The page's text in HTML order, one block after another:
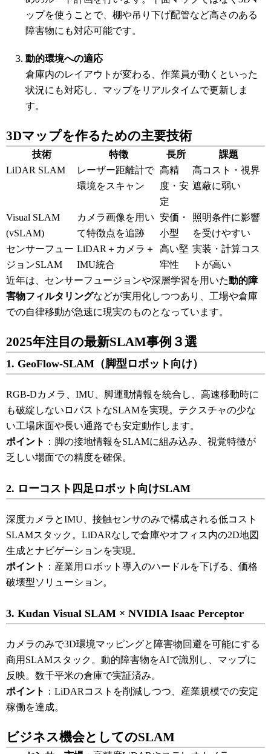
ップを使うことで、棚や吊り下げ配管など高さのある
障害物にも対応可能です。
動的環境への適応
倉庫内のレイアウトが変わる、作業員が動くといった
状況にも対応し、マップをリアルタイムで更新しま
す。
3Dマップを作るための主要技術
技術 特徴 長所
課題
LiDAR SLAM
レーザー距離計で
環境をスキャン
高精
度・安
定
高コスト・視界
遮蔽に弱い
Visual SLAM
(vSLAM)
カメラ画像を用い
て特徴点を追跡
安価・
小型
照明条件に影響
を受けやすい
センサーフュー
ジョンSLAM
LiDAR＋カメラ＋
IMU統合
高い堅
牢性
実装・計算コス
トが高い
近年は、センサーフュージョンや深層学習を用いた動的障
害物フィルタリングなどが実用化しつつあり、工場や倉庫
での自律移動が急速に現実のものとなっています。
2025年注目の最新SLAM事例３選
1. GeoFlow-SLAM（脚型ロボット向け）
RGB-Dカメラ、IMU、脚運動情報を統合し、高速移動時に
も破綻しないロバストなSLAMを実現。テクスチャの少な
い工場床面や長い通路でも安定動作します。
ポイント ：脚の接地情報をSLAMに組み込み、視覚特徴が
乏しい場面での精度を確保。
2. ローコスト四足ロボット向けSLAM
深度カメラとIMU、接触センサのみで構成される低コスト
SLAMスタック。LiDARなしで倉庫やオフィス内の2D地図
生成とナビゲーションを実現。
ポイント ：産業用ロボット導入のハードルを下げる、価格
破壊型ソリューション。
3. Kudan Visual SLAM × NVIDIA Isaac Perceptor
カメラのみで3D環境マッピングと障害物回避を可能にする
商用SLAMスタック。動的障害物をAIで識別し、マップに
反映。数千平米の倉庫で実証済み。
ポイント ：LiDARコストを削減しつつ、産業規模での安定
稼働を達成。
ビジネス機会としてのSLAM